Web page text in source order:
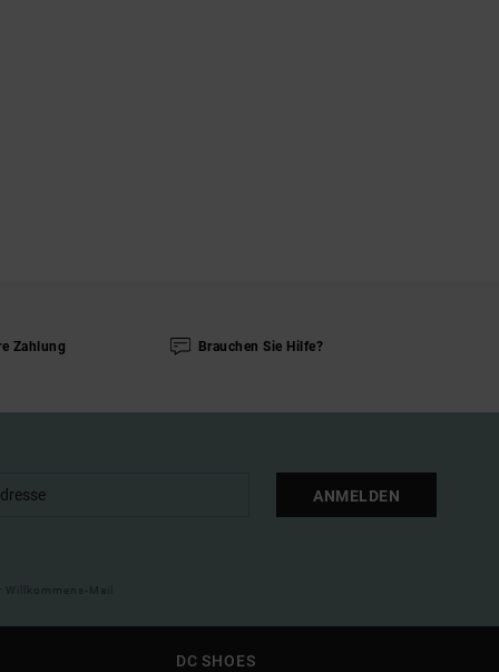
Zahlung Brauchen Sie Hilfe?
ANMELDEN
Mail
DC SHOES